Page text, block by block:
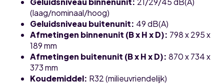
(laag/nominaal/hoog)
Geluidsniveau buitenunit: 49 dB(A)
Afmetingen binnenunit (B x H x D): 798 x 295 x
189 mm
Afmetingen buitenunit (B x H x D): 870 x 734 x
373 mm
Koudemiddel: R32 (milieuvriendelijk)